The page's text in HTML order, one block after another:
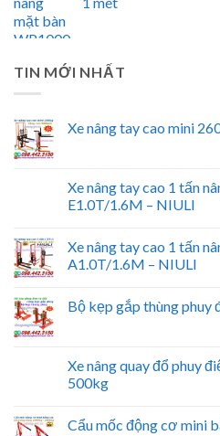
TIN MỚI NHẤT
Xe nâng tay cao mini
Xe nâng tay cao 1 tấn
E1.0T/1.6M – NIULI
Xe nâng tay cao 1 tấn
A1.0T/1.6M – NIULI
Bộ kẹp gắp thùng phuy
Xe nâng quay đổ phuy
500kg
Cẩu mốc động cơ mini